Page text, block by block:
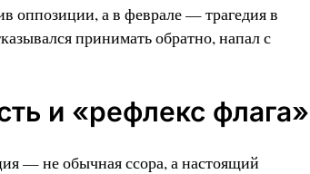
оппозиции, а в феврале — трагедия в
принимать обратно, напал с
и «рефлекс флага»
— не обычная ссора, а настоящий